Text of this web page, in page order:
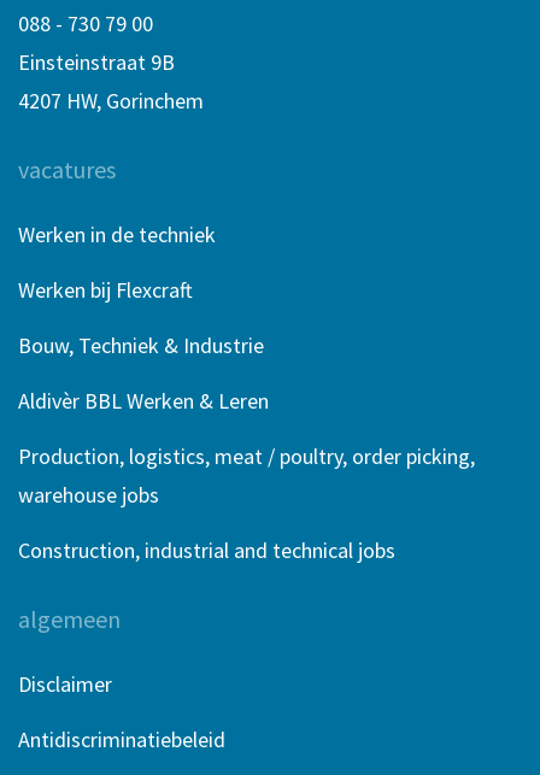
088 - 730 79 00
Einsteinstraat 9B
4207 HW, Gorinchem
vacatures
Werken in de techniek
Werken bij Flexcraft
Bouw, Techniek & Industrie
Aldivèr BBL Werken & Leren
Production, logistics, meat / poultry, order picking,
warehouse jobs
Construction, industrial and technical jobs
algemeen
Disclaimer
Antidiscriminatiebeleid